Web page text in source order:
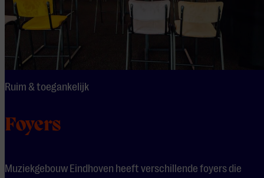
Foyers
Ruim & toegankelijk
Muziekgebouw Eindhoven heeft verschillende foyers die